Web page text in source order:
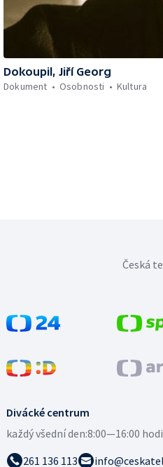
Dokoupil, Jiří Georg
Dokument
Osobnosti Kultura
Divácké centrum
každý všední den:8:00—16:00
261 136 113
Česká